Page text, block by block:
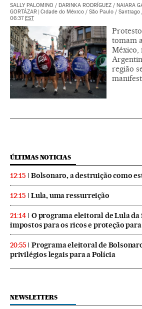
SALLY PALOMINO / DARINKA RODRÍGUEZ / NAIARA
GORTÁZAR | Cidade do México / São Paulo / Santiago
06:37EST
tomam
México,
região
ÚLTIMAS NOTICIAS
12:15 Bolsonaro, a destruição como
12:15 Lula, uma ressurreição
21:14
O programa eleitoral de Lula da
impostos para os ricos e proteção
20:55
Programa eleitoral de
privilégios legais para a Polícia
NEWSLETTERS